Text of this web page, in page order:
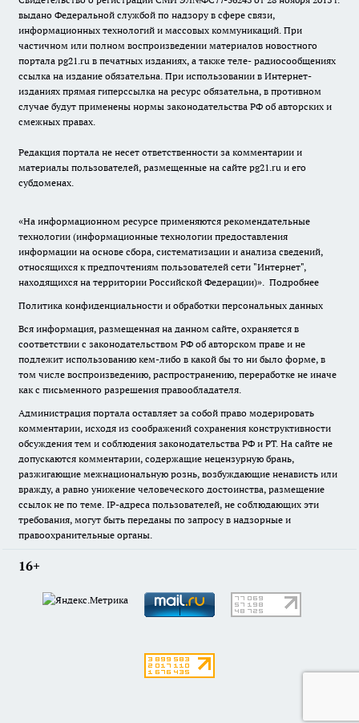
выдано Федеральной службой по надзору в сфере связи,
информационных технологий и массовых коммуникаций. При
частичном или полном воспроизведении материалов новостного
портала pg21.ru в печатных изданиях, а также теле- радиосообщениях
ссылка на издание обязательна. При использовании в Интернет-
изданиях прямая гиперссылка на ресурс обязательна, в противном
случае будут применены нормы законодательства РФ об авторских и
смежных правах.
Редакция портала не несет ответственности за комментарии и
материалы пользователей, размещенные на сайте pg21.ru и его
субдоменах.
«На информационном ресурсе применяются рекомендательные
технологии (информационные технологии предоставления
информации на основе сбора, систематизации и анализа сведений,
относящихся к предпочтениям пользователей сети "Интернет",
находящихся на территории Российской Федерации)». Подробнее
Политика конфиденциальности и обработки персональных данных
Вся информация, размещенная на данном сайте, охраняется в
соответствии с законодательством РФ об авторском праве и не
подлежит использованию кем-либо в какой бы то ни было форме, в
том числе воспроизведению, распространению, переработке не иначе
как с письменного разрешения правообладателя.
Администрация портала оставляет за собой право модерировать
комментарии, исходя из соображений сохранения конструктивности
обсуждения тем и соблюдения законодательства РФ и РТ. На сайте не
допускаются комментарии, содержащие нецензурную брань,
разжигающие межнациональную рознь, возбуждающие ненависть или
вражду, а равно унижение человеческого достоинства, размещение
ссылок не по теме. IP-адреса пользователей, не соблюдающих эти
требования, могут быть переданы по запросу в надзорные и
правоохранительные органы.
16+